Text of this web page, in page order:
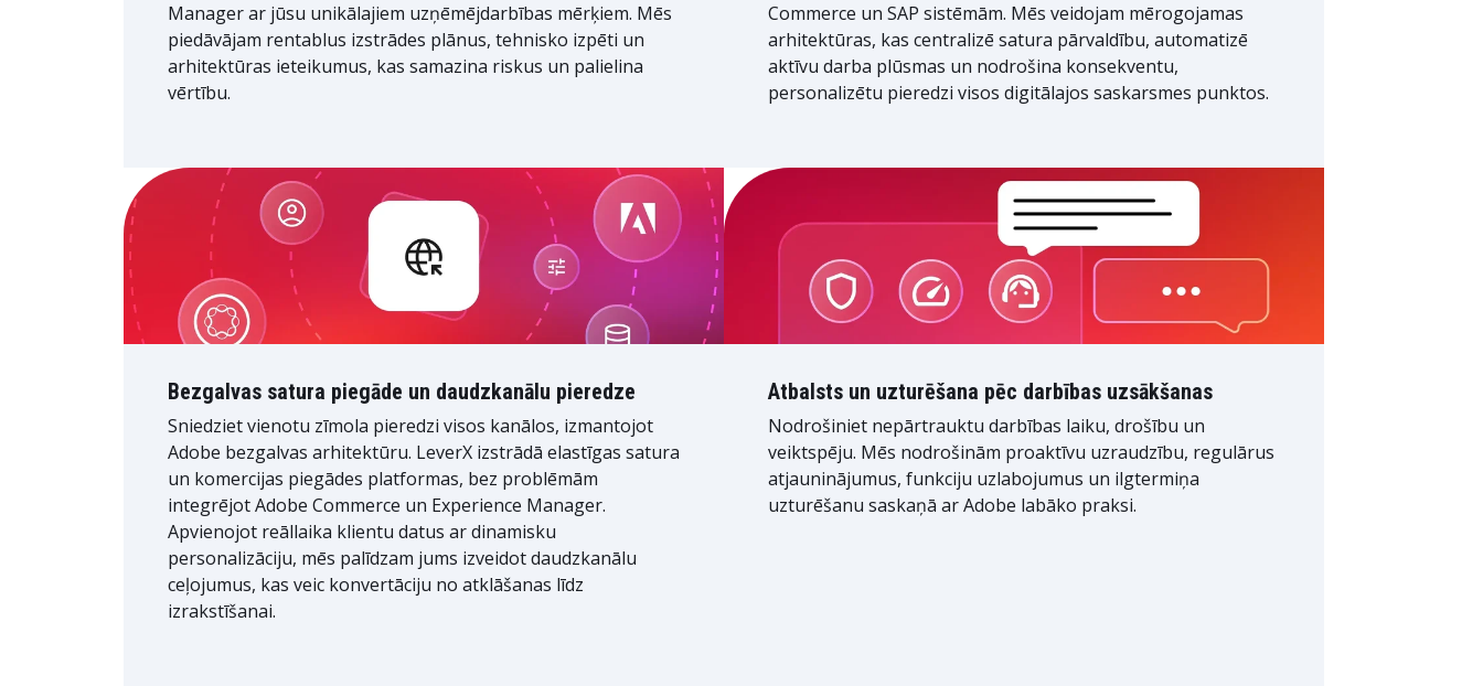
Manager ar jūsu unikālajiem uzņēmējdarbības mērķiem. Mēs
piedāvājam rentablus izstrādes plānus, tehnisko izpēti un
arhitektūras ieteikumus, kas samazina riskus un palielina
vērtību.
Commerce un SAP sistēmām. Mēs veidojam mērogojamas
arhitektūras, kas centralizē satura pārvaldību, automatizē
aktīvu darba plūsmas un nodrošina konsekventu,
personalizētu pieredzi visos digitālajos saskarsmes punktos.
Bezgalvas satura piegāde un daudzkanālu pieredze
Sniedziet vienotu zīmola pieredzi visos kanālos, izmantojot
Adobe bezgalvas arhitektūru. LeverX izstrādā elastīgas satura
un komercijas piegādes platformas, bez problēmām
integrējot Adobe Commerce un Experience Manager.
Apvienojot reāllaika klientu datus ar dinamisku
personalizāciju, mēs palīdzam jums izveidot daudzkanālu
ceļojumus, kas veic konvertāciju no atklāšanas līdz
izrakstīšanai.
Atbalsts un uzturēšana pēc darbības uzsākšanas
Nodrošiniet nepārtrauktu darbības laiku, drošību un
veiktspēju. Mēs nodrošinām proaktīvu uzraudzību, regulārus
atjauninājumus, funkciju uzlabojumus un ilgtermiņa
uzturēšanu saskaņā ar Adobe labāko praksi.